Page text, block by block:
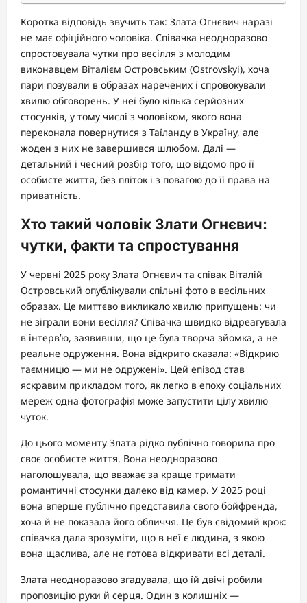
Коротка відповідь звучить так: Злата Огнєвич наразі
не має офіційного чоловіка. Співачка неодноразово
спростовувала чутки про весілля з молодим
виконавцем Віталієм Островським (Ostrovskyi), хоча
пари позували в образах наречених і спровокували
хвилю обговорень. У неї було кілька серйозних
стосунків, у тому числі з чоловіком, якого вона
переконала повернутися з Таїланду в Україну, але
жоден з них не завершився шлюбом. Далі —
детальний і чесний розбір того, що відомо про її
особисте життя, без пліток і з повагою до її права на
приватність.
Хто такий чоловік Злати Огнєвич:
чутки, факти та спростування
У червні 2025 року Злата Огнєвич та співак Віталій
Островський опублікували спільні фото в весільних
образах. Це миттєво викликало хвилю припущень: чи
не зіграли вони весілля? Співачка швидко відреагувала
в інтерв’ю, заявивши, що це була творча зйомка, а не
реальне одруження. Вона відкрито сказала: «Відкрию
таємницю — ми не одружені». Цей епізод став
яскравим прикладом того, як легко в епоху соціальних
мереж одна фотографія може запустити цілу хвилю
чуток.
До цього моменту Злата рідко публічно говорила про
своє особисте життя. Вона неодноразово
наголошувала, що вважає за краще тримати
романтичні стосунки далеко від камер. У 2025 році
вона вперше публічно представила свого бойфренда,
хоча й не показала його обличчя. Це був свідомий крок:
співачка дала зрозуміти, що в неї є людина, з якою
вона щаслива, але не готова відкривати всі деталі.
Злата неодноразово згадувала, що їй двічі робили
пропозицію руки й серця. Один з колишніх —